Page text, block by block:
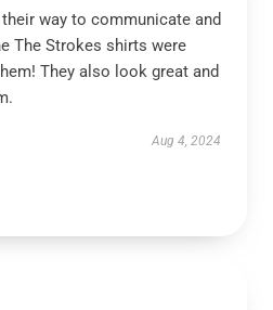
way to communicate and
The Strokes shirts were
They also look great and
Aug 4, 2024